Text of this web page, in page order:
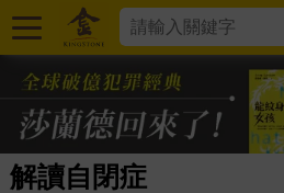
解讀自閉症